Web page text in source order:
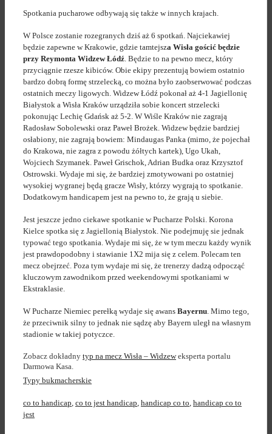
Spotkania pucharowe odbywają się także w innych krajach.
W Polsce zostanie rozegranych dziś aż 6 spotkań. Najciekawiej
będzie zapewne w Krakowie, gdzie tamtejsza Wisła gościć będzie
przy Reymonta Widzew Łódź. Będzie to na pewno mecz, który
przyciągnie rzesze kibiców. Obie ekipy prezentują bowiem ostatnio
bardzo dobrą formę strzelecką, co można było zaobserwować podczas
ostatnich meczy ligowych. Widzew Łódź pokonał aż 4-1 Jagiellonię
Białystok a Wisła Kraków urządziła sobie koncert strzelecki
pokonując Lechię Gdańsk aż 5-2. W Wiśle Kraków nie zagrają
Radosław Sobolewski oraz Paweł Brożek. Widzew będzie bardziej
osłabiony, nie zagrają bowiem: Mindaugas Panka (mimo, że pojechał
do Krakowa, nie zagra z powodu żółtych kartek), Ugo Ukah,
Wojciech Szymanek. Paweł Grischok, Adrian Budka oraz Krzysztof
Ostrowski. Wydaje mi się, że bardziej zmotywowani po ostatniej
wysokiej wygranej będą gracze Wisły, którzy wygrają to spotkanie.
Dodatkowym handicapem jest na pewno to, że grają u siebie.
Jest jeszcze jedno ciekawe spotkanie w Pucharze Polski. Korona
Kielce spotka się z Jagiellonią Białystok. Nie podejmuję sie jednak
typować tego spotkania. Wydaje mi się, że w tym meczu każdy wynik
jest prawdopodobny i stawianie 1X2 mija się z celem. Polecam ten
mecz obejrzeć. Poza tym wydaje mi się, że trenerzy dadzą odpocząć
kluczowym zawodnikom przed weekendowymi spotkaniami w
Ekstraklasie.
W Pucharze Niemiec perełką wydaje się awans Bayernu. Mimo tego,
że przeciwnik silny to jednak nie sądzę aby Bayern uległ na własnym
stadionie w takiej potyczce.
Zobacz dokładny typ na mecz Wisła – Widzeweksperta portalu
Darmowa Kasa.
Typy bukmacherskie
co to handicap, co to jest handicap, handicap co to, handicap co to
jest